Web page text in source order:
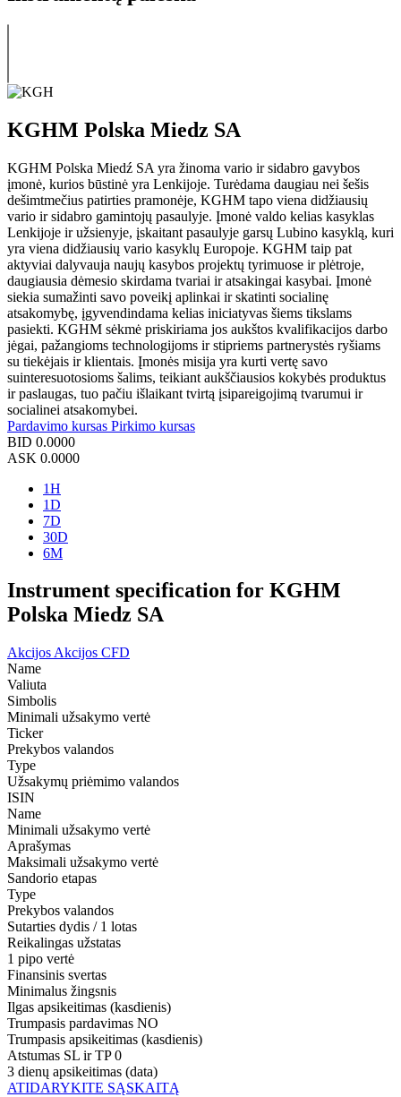
KGHM Polska Miedz SA
KGHM Polska Miedź SA yra žinoma vario ir sidabro gavybos
įmonė, kurios būstinė yra Lenkijoje. Turėdama daugiau nei šešis
dešimtmečius patirties pramonėje, KGHM tapo viena didžiausių
vario ir sidabro gamintojų pasaulyje. Įmonė valdo kelias kasyklas
Lenkijoje ir užsienyje, įskaitant pasaulyje garsų Lubino kasyklą, kuri
yra viena didžiausių vario kasyklų Europoje. KGHM taip pat
aktyviai dalyvauja naujų kasybos projektų tyrimuose ir plėtroje,
daugiausia dėmesio skirdama tvariai ir atsakingai kasybai. Įmonė
siekia sumažinti savo poveikį aplinkai ir skatinti socialinę
atsakomybę, įgyvendindama kelias iniciatyvas šiems tikslams
pasiekti. KGHM sėkmė priskiriama jos aukštos kvalifikacijos darbo
jėgai, pažangioms technologijoms ir stipriems partnerystės ryšiams
su tiekėjais ir klientais. Įmonės misija yra kurti vertę savo
suinteresuotosioms šalims, teikiant aukščiausios kokybės produktus
ir paslaugas, tuo pačiu išlaikant tvirtą įsipareigojimą tvarumui ir
socialinei atsakomybei.
Pardavimo kursas Pirkimo kursas
BID 0.0000
ASK 0.0000
1H
1D
7D
30D
6M
Instrument specification for KGHM
Polska Miedz SA
Akcijos Akcijos CFD
Name
Valiuta
Simbolis
Minimali užsakymo vertė
Ticker
Prekybos valandos
Type
Užsakymų priėmimo valandos
ISIN
Name
Minimali užsakymo vertė
Aprašymas
Maksimali užsakymo vertė
Sandorio etapas
Type
Prekybos valandos
Sutarties dydis / 1 lotas
Reikalingas užstatas
1 pipo vertė
Finansinis svertas
Minimalus žingsnis
Ilgas apsikeitimas (kasdienis)
Trumpasis pardavimas NO
Trumpasis apsikeitimas (kasdienis)
Atstumas SL ir TP 0
3 dienų apsikeitimas (data)
ATIDARYKITE SĄSKAITĄ